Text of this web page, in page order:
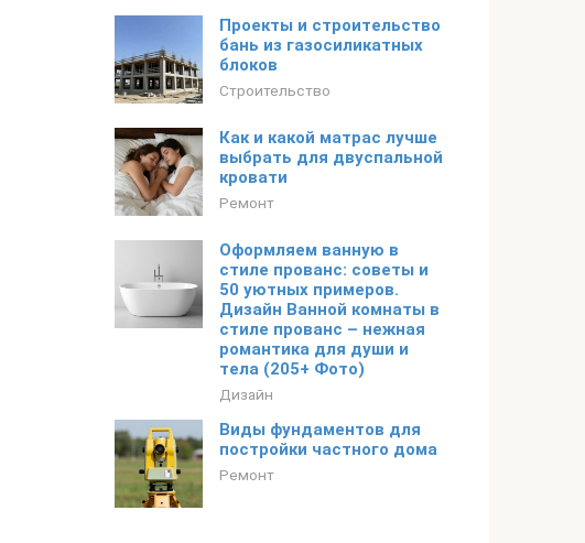
Проекты и строительство
бань из газосиликатных
блоков
Строительство
Как и какой матрас лучше
выбрать для двуспальной
кровати
Ремонт
Оформляем ванную в
стиле прованс: советы и
50 уютных примеров.
Дизайн Ванной комнаты в
стиле прованс – нежная
романтика для души и
тела (205+ Фото)
Дизайн
Виды фундаментов для
постройки частного дома
Ремонт